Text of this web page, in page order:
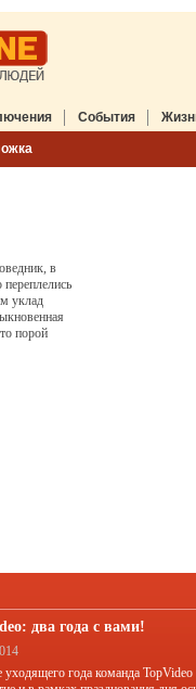
События
в
переплелись
уклад
порой
два года с вами!
уходящего года команда TopVideo